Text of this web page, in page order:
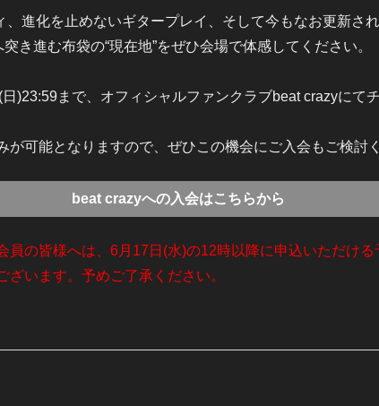
進化を止めないギタープレイ、そして今もなお更新さ
き進む布袋の“現在地”をぜひ会場で体感してください。
)23:59まで、オフィシャルファンクラブbeat crazyにて
可能となりますので、ぜひこの機会にご入会もご検討
beat crazyへの入会はこちらから
の皆様へは、6月17日(水)の12時以降に申込いただける
います。予めご了承ください。